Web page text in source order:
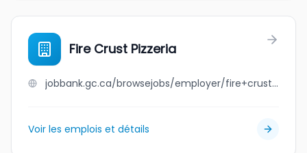
Fire Crust Pizzeria
jobbank.gc.ca/browsejobs/employer/fire+crust+pizzeria/ca
Voir les emplois et détails